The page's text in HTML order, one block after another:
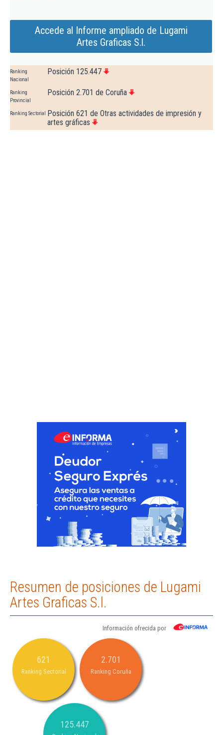
Accede al Informe ampliado de Lugami
Artes Graficas S.l.
Ranking
Nacional
Posición 125.447
Ranking
Provincial
Posición 2.701 de Coruña
Ranking Sectorial
Posición 621 de Otras actividades de impresión y
artes gráficas
Resumen de posiciones de Lugami
Artes Graficas S.l.
Información ofrecida por
621
Ranking Sectorial
2.701
Ranking Coruña
125.447